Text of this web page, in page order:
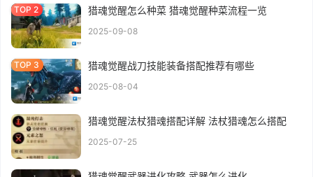
猎魂觉醒怎么种菜 猎魂觉醒种菜流程一览
2025-09-08
猎魂觉醒战刀技能装备搭配推荐有哪些
2025-08-04
猎魂觉醒法杖猎魂搭配详解 法杖猎魂怎么搭配
2025-07-25